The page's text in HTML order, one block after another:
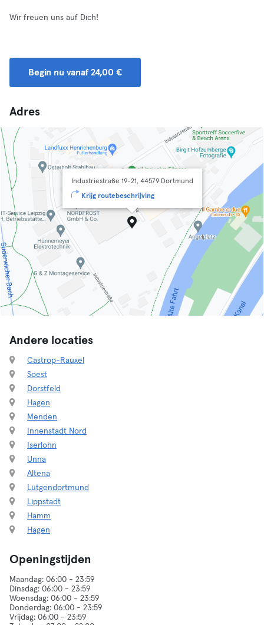
Wir freuen uns auf Dich!
Begin nu vanaf 24,00 €
Adres
Industriestraße 19-21, 44579 Dortmund
Krijg routebeschrijving
Andere locaties
Castrop-Rauxel
Soest
Dorstfeld
Hagen
Menden
Innenstadt Nord
Iserlohn
Unna
Altena
Lütgendortmund
Lippstadt
Hamm
Hagen
Openingstijden
Maandag: 06:00 - 23:59
Dinsdag: 06:00 - 23:59
Woensdag: 06:00 - 23:59
Donderdag: 06:00 - 23:59
Vrijdag: 06:00 - 23:59